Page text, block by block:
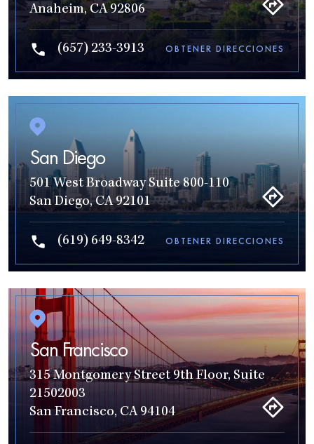
Anaheim, CA 92806
(657) 233-3913 OBTENER DIRECCIONES
San Diego
501 West Broadway Suite 800-110
San Diego, CA 92101
(619) 649-8342 OBTENER DIRECCIONES
San Francisco
315 Montgomery Street 9th Floor, Suite
21502003
San Francisco, CA 94104